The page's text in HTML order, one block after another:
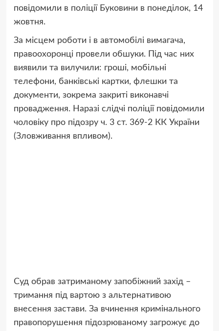
повідомили в поліції Буковини в понеділок, 14
жовтня.
За місцем роботи і в автомобілі вимагача,
правоохоронці провели обшуки. Під час них
виявили та вилучили: гроші, мобільні
телефони, банківські картки, флешки та
документи, зокрема закриті виконавчі
провадження. Наразі слідчі поліції повідомили
чоловіку про підозру ч. 3 ст. 369-2 КК України
(Зловживання впливом).
Суд обрав затриманому запобіжний захід –
тримання під вартою з альтернативою
внесення застави. За вчинення кримінального
правопорушення підозрюваному загрожує до